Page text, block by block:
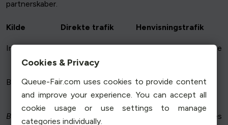
partnerskaber.
Kilde Direkte trafik Henvisningstrafik
Indgangspunkt
Eksterne links fra andre
Betydning
Indikerer
brandgenkendelse
Fremhæver
samarbejdsindsatsen
Begge typer trafik kan være indikatorer for et websites
Cookies & Privacy
Queue-Fair.com uses cookies to provide content
and improve your experience. You can accept all
cookie usage or use settings to manage
categories individually.